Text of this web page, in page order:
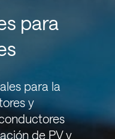
para
para la
y
de PV y